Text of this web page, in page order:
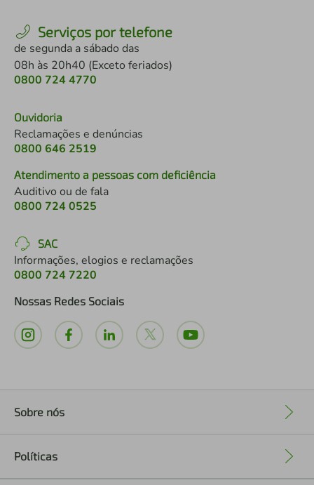
Serviços por telefone
de segunda a sábado das
08h às 20h40 (Exceto feriados)
0800 724 4770
Ouvidoria
Reclamações e denúncias
0800 646 2519
Atendimento a pessoas com deficiência
Auditivo ou de fala
0800 724 0525
SAC
Informações, elogios e reclamações
0800 724 7220
Nossas Redes Sociais
Sobre nós
Políticas